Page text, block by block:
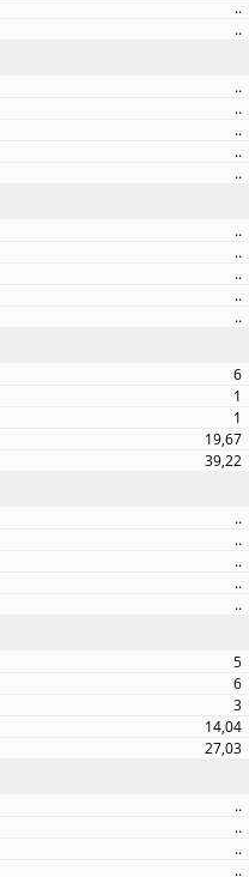
..
..
..
..
..
..
..
..
..
..
..
..
6
1
1
19,67
39,22
..
..
..
..
..
5
6
3
14,04
27,03
..
..
..
..